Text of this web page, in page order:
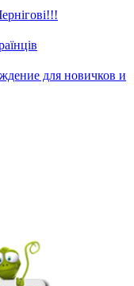
для новичков и